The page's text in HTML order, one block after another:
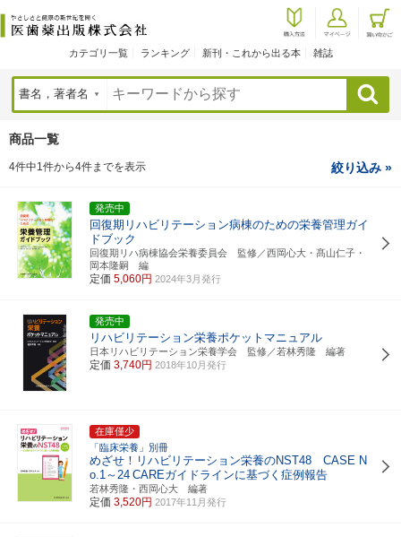
カテゴリ一覧 ランキング 新刊・これから出る本 雑誌
検索
商品一覧
4件中1件から4件までを表示 絞り込み »
発売中
回復期リハビリテーション病棟のための栄養管理ガイ
ドブック
回復期リハ病棟協会栄養委員会 監修／西岡心大・髙山仁子・
岡本隆嗣 編
定価 5,060円 2024年3月発行
発売中
リハビリテーション栄養ポケットマニュアル
日本リハビリテーション栄養学会 監修／若林秀隆 編著
定価 3,740円 2018年10月発行
在庫僅少
「臨床栄養」別冊
めざせ！リハビリテーション栄養のNST48 CASE N
o.1～24 CAREガイドラインに基づく症例報告
若林秀隆・西岡心大 編著
定価 3,520円 2017年11月発行